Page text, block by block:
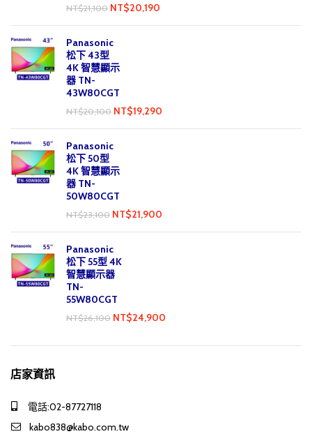
NT$21,100 NT$20,190
Panasonic
松下 43型
4K 智慧顯示
器 TN-
43W80CGT
NT$20,100 NT$19,290
Panasonic
松下 50型
4K 智慧顯示
器 TN-
50W80CGT
NT$23,100 NT$21,900
Panasonic
松下 55型 4K
智慧顯示器
TN-
55W80CGT
NT$26,100 NT$24,900
店家資訊
電話:02-87727118
kabo838@kabo.com.tw